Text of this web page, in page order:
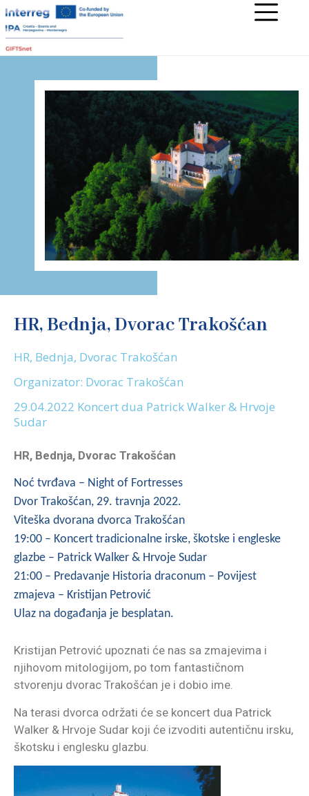
HR, Bednja, Dvorac Trakošćan
HR, Bednja, Dvorac Trakošćan
Organizator: Dvorac Trakošćan
29.04.2022 Koncert dua Patrick Walker & Hrvoje
Sudar
HR, Bednja, Dvorac Trakošćan
Noć tvrđava – Night of Fortresses
Dvor Trakošćan, 29. travnja 2022.
Viteška dvorana dvorca Trakošćan
19:00 – Koncert tradicionalne irske, škotske i engleske
glazbe – Patrick Walker & Hrvoje Sudar
21:00 – Predavanje Historia draconum – Povijest
zmajeva – Kristijan Petrović
Ulaz na događanja je besplatan.
Kristijan Petrović upoznati će nas sa zmajevima i
njihovom mitologijom, po tom fantastičnom
stvorenju dvorac Trakošćan je i dobio ime.
Na terasi dvorca održati će se koncert dua Patrick
Walker & Hrvoje Sudar koji će izvoditi autentičnu irsku,
škotsku i englesku glazbu.